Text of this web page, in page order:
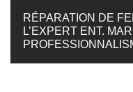
RÉPARATION DE
L’EXPERT ENT.